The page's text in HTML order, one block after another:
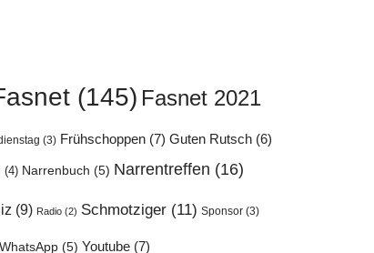
(145) Fasnet 2021
(3) Frühschoppen (7) Guten Rutsch (6)
(4) Narrenbuch (5) Narrentreffen (16)
(9) Radio (2) Schmotziger (11) Sponsor (3)
WhatsApp (5) Youtube (7)